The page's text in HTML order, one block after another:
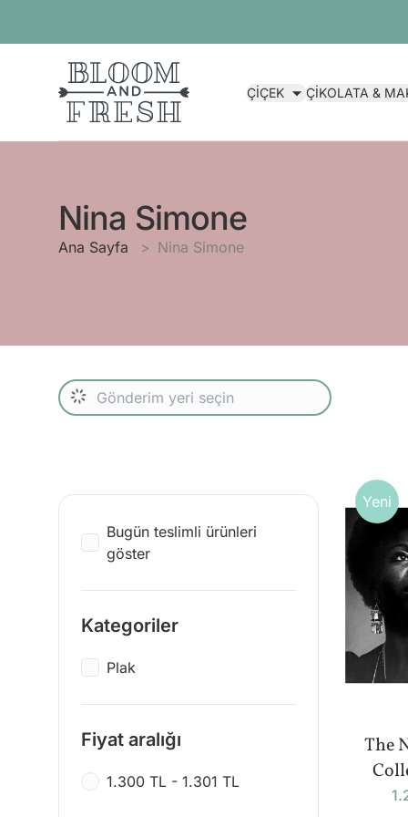
ÇİÇEK ÇİKOLATA &
Nina Simone
Ana Sayfa Nina Simone
Bugün teslimli ürünleri
göster
Kategoriler
Plak
Fiyat aralığı
1.300 TL - 1.301 TL
Yeni
The